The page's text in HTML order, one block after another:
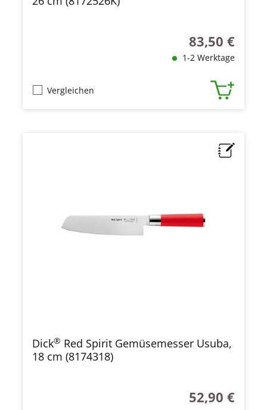
Regulärer Preis:
83,50 €
1-2 Werktage
Vergleichen
Dick® Red Spirit Gemüsemesser Usuba,
18 cm (8174318)
Regulärer Preis:
52,90 €